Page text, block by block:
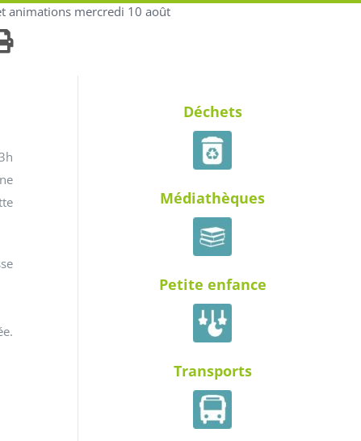
animations mercredi 10 août
Déchets
Médiathèques
Petite enfance
Transports